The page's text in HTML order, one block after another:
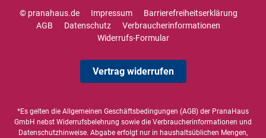
© pranahaus.de Impressum
Barrierefreiheitserklärung
AGB
Datenschutz
Verbraucherinformationen
Widerrufs-Formular
Vertrag widerrufen
*Es gelten die Allgemeinen Geschäftsbedingungen (AGB) der PranaHaus
GmbH nebst Widerrufsbelehrung sowie die Verbraucherinformationen und
Datenschutzhinweise. Abgabe erfolgt nur in haushaltsüblichen Mengen,